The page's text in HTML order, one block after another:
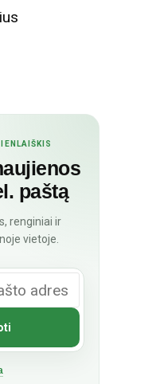
paštą
renginiai ir
vietoje.